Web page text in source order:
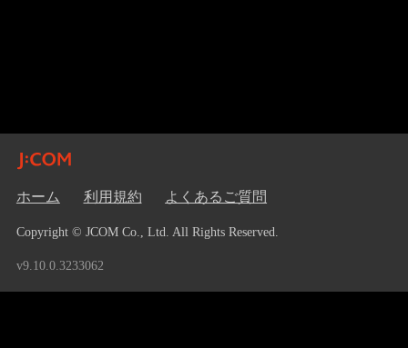
ホーム 利用規約 よくあるご質問
Copyright © JCOM Co., Ltd. All Rights Reserved.
v9.10.0.3233062